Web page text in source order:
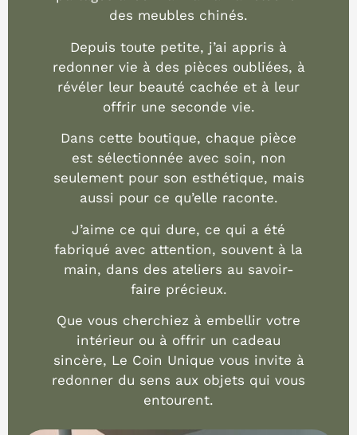
des meubles chinés.
Depuis toute petite, j’ai appris à
redonner vie à des pièces oubliées, à
révéler leur beauté cachée et à leur
offrir une seconde vie.
Dans cette boutique, chaque pièce
est sélectionnée avec soin, non
seulement pour son esthétique, mais
aussi pour ce qu’elle raconte.
J’aime ce qui dure, ce qui a été
fabriqué avec attention, souvent à la
main, dans des ateliers au savoir-
faire précieux.
Que vous cherchiez à embellir votre
intérieur ou à offrir un cadeau
sincère, Le Coin Unique vous invite à
redonner du sens aux objets qui vous
entourent.